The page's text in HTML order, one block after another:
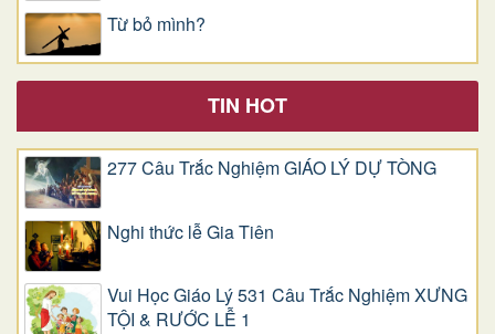
Từ bỏ mình?
TIN HOT
277 Câu Trắc Nghiệm GIÁO LÝ DỰ TÒNG
Nghi thức lễ Gia Tiên
Vui Học Giáo Lý 531 Câu Trắc Nghiệm XƯNG
TỘI & RƯỚC LỄ 1